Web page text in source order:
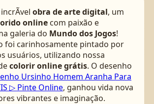
obra de arte digital, um
online com paixão e
galeria do Mundo dos Jogos!
foi carinhosamente pintado por
usuários, utilizando nossa
colorir online grátis. O desenho
Ursinho Homem Aranha Para
▷ Pinte Online, ganhou vida nova
vibrantes e imaginação.